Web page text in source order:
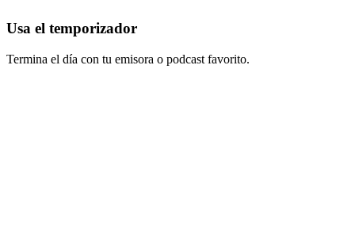
Usa el temporizador
Termina el día con tu emisora o podcast favorito.